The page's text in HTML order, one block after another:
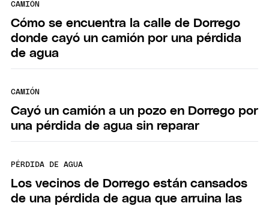
CAMIÓN
Cómo se encuentra la calle de Dorrego
donde cayó un camión por una pérdida
de agua
CAMIÓN
Cayó un camión a un pozo en Dorrego por
una pérdida de agua sin reparar
PÉRDIDA DE AGUA
Los vecinos de Dorrego están cansados
de una pérdida de agua que arruina las